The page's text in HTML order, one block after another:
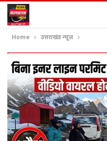
Home उत्तराखंड न्यूज़